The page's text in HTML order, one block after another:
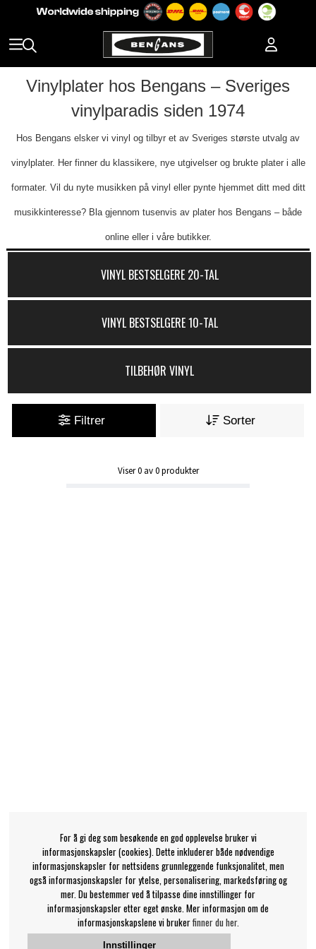
Vinylplater hos Bengans – Sveriges
vinylparadis siden 1974
Hos Bengans elsker vi vinyl og tilbyr et av Sveriges største utvalg av
vinylplater. Her finner du klassikere, nye utgivelser og brukte plater i alle
formater. Vil du nyte musikken på vinyl eller pynte hjemmet ditt med ditt
musikkinteresse? Bla gjennom tusenvis av plater hos Bengans – både
online eller i våre butikker.
VINYL BESTSELGERE 20-TAL
VINYL BESTSELGERE 10-TAL
TILBEHØR VINYL
Filtrer Sorter
Viser0av0produkter
For å gi deg som besøkende en god opplevelse bruker vi
informasjonskapsler (cookies). Dette inkluderer både nødvendige
informasjonskapsler for nettsidens grunnleggende funksjonalitet, men
også informasjonskapsler for ytelse, personalisering, markedsføring og
mer. Du bestemmer ved å tilpasse dine innstillinger for
informasjonskapsler etter eget ønske. Mer informasjon om de
informasjonskapslene vi brukerfinner du her.
Innstillinger